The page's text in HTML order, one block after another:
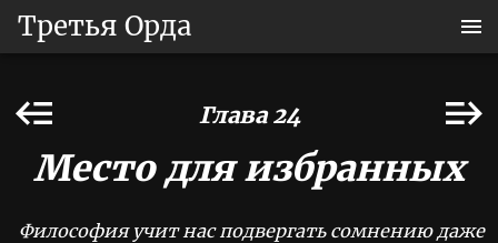
Третья Орда
Глава 24
Место для избранных
Философия учит нас подвергать сомнению даже